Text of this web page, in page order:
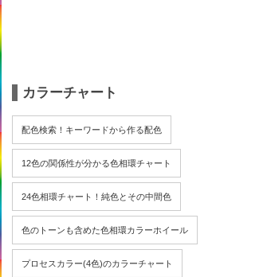
カラーチャート
配色検索！キーワードから作る配色
12色の関係性が分かる色相環チャート
24色相環チャート！純色とその中間色
色のトーンも含めた色相環カラーホイール
プロセスカラー(4色)のカラーチャート